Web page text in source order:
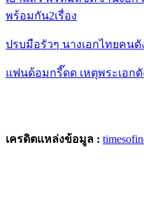
พร้อมกัน2เรื่อง
ปรบมือรัวๆ นางเอกไทยคนดั
แฟนด้อมกรี๊ดด เหตุพระเอก
เครดิตแหล่งข้อมูล :